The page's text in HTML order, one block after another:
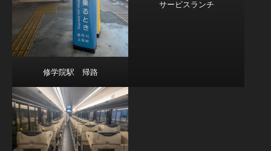
修学院駅 帰路
サービスランチ